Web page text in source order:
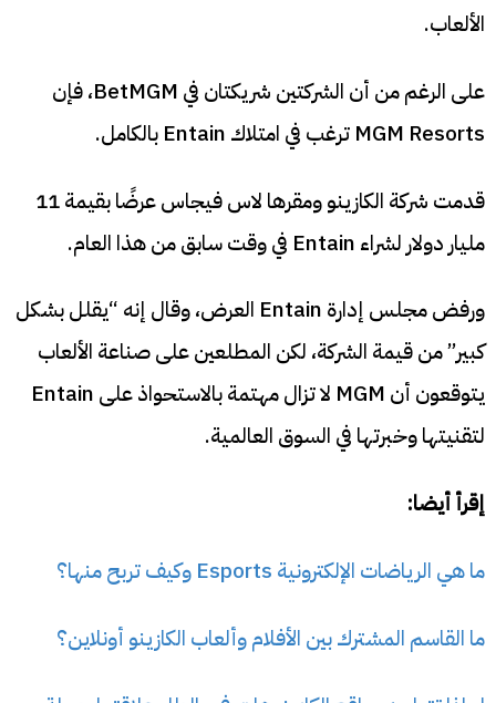
الألعاب.
على الرغم من أن الشركتين شريكتان في BetMGM، فإن
MGM Resorts ترغب في امتلاك Entain بالكامل.
قدمت شركة الكازينو ومقرها لاس فيجاس عرضًا بقيمة 11
مليار دولار لشراء Entain في وقت سابق من هذا العام.
ورفض مجلس إدارة Entain العرض، وقال إنه “يقلل بشكل
كبير” من قيمة الشركة، لكن المطلعين على صناعة الألعاب
يتوقعون أن MGM لا تزال مهتمة بالاستحواذ على Entain
لتقنيتها وخبرتها في السوق العالمية.
إقرأ أيضا:
ما هي الرياضات الإلكترونية Esports وكيف تربح منها؟
ما القاسم المشترك بين الأفلام وألعاب الكازينو أونلاين؟